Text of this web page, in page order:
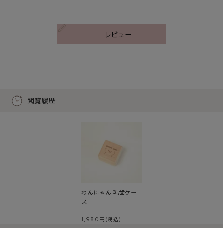
レビュー
閲覧履歴
わんにゃん 乳歯ケー
ス
1,980